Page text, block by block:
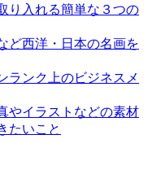
り入れる簡単な３つの
ど西洋・日本の名画を
ランク上のビジネスメ
やイラストなどの素材
たいこと